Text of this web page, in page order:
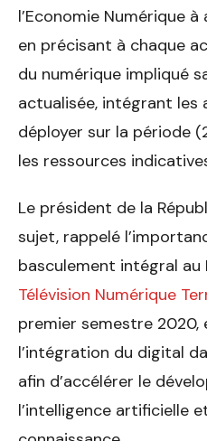
l’Economie Numérique
en précisant à chaque
du numérique impliqué
actualisée, intégrant les
déployer sur la période
les ressources
Le président de la
sujet, rappelé
basculement intégral au
Télévision Numérique
premier semestre 2020,
l’intégration du digital
afin d’accélérer le
l’intelligence artificielle